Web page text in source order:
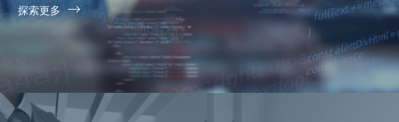
探索更多